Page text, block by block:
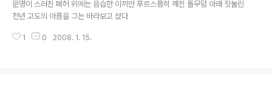
문명이 스러진 폐허 위에는 음습한 이끼만 푸르스름히 깨진 돌무덤 아래 짓눌린
천년 고도의 아픔을 그는 바라보고 섰다
1 0 2008. 1. 15.